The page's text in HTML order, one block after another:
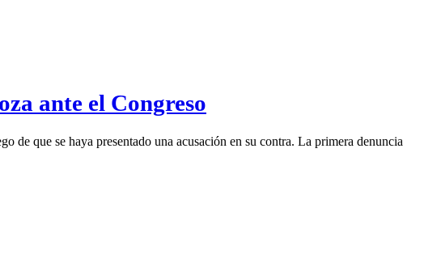
ante el Congreso
de que se haya presentado una acusación en su contra. La primera denuncia